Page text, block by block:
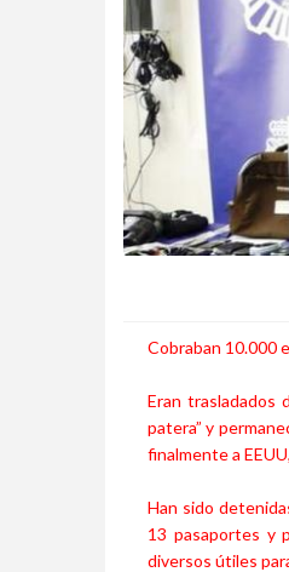
Cobraban 10.000
Eran trasladados
patera” y
finalmente a
Han sido
13 pasaportes y
diversos útiles